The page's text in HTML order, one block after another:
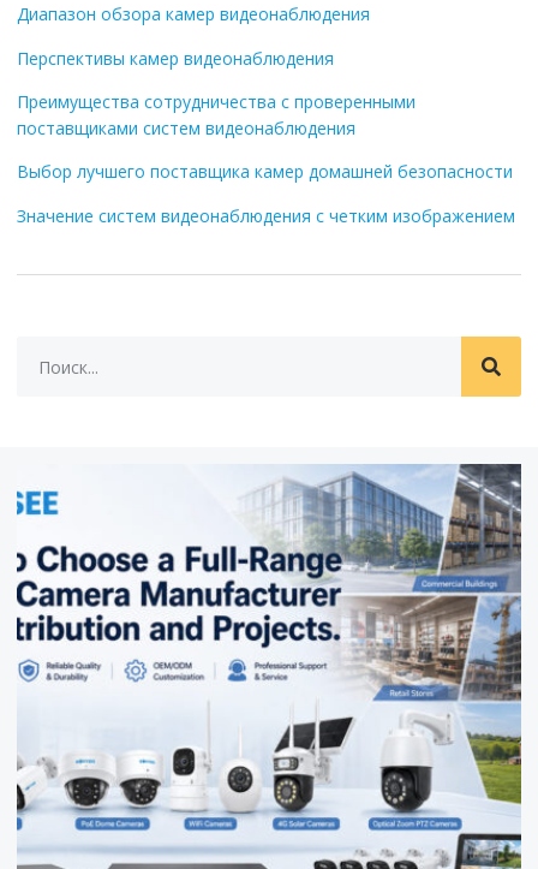
Диапазон обзора камер видеонаблюдения
Перспективы камер видеонаблюдения
Преимущества сотрудничества с проверенными
поставщиками систем видеонаблюдения
Выбор лучшего поставщика камер домашней безопасности
Значение систем видеонаблюдения с четким изображением